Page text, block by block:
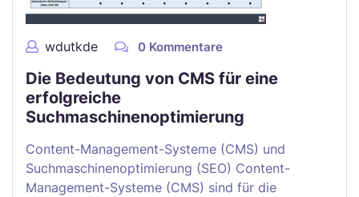
wdutkde 0 Kommentare
Die Bedeutung von CMS für eine
erfolgreiche
Suchmaschinenoptimierung
Content-Management-Systeme (CMS) und
Suchmaschinenoptimierung (SEO) Content-
Management-Systeme (CMS) sind für die